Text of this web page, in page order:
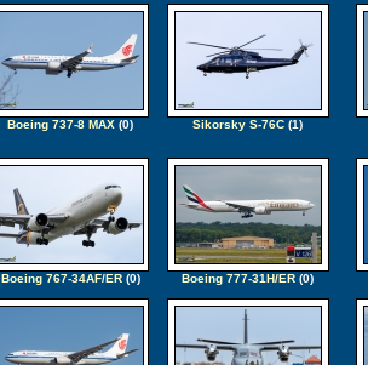
Boeing 737-8 MAX (0) Sikorsky S-76C (1)
Boeing 767-34AF/ER(0) Boeing 777-31H/ER (0)